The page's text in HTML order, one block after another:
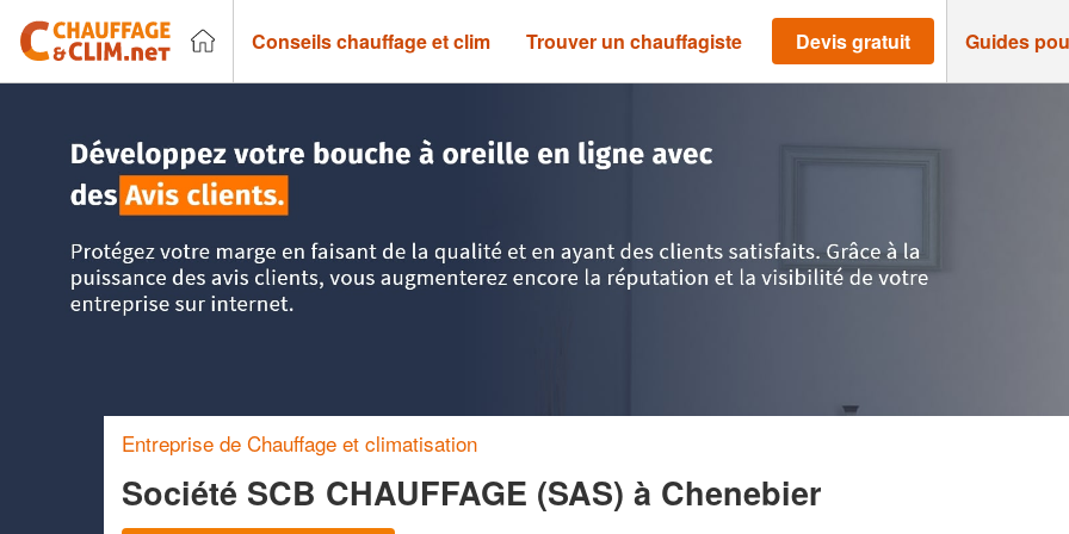
Conseils chauffage et clim Trouver un chauffagiste Devis gratuit Guides
Entreprise de Chauffage et climatisation
Société SCB CHAUFFAGE (SAS) à Chenebier